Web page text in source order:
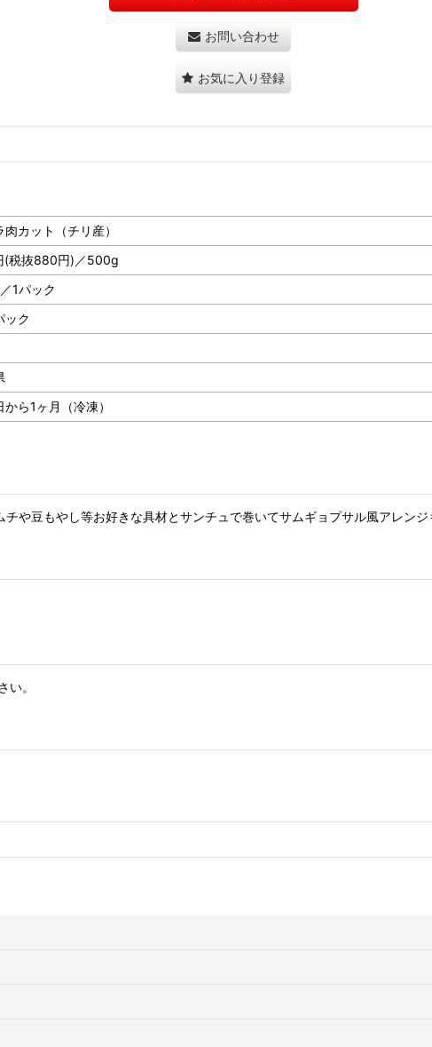
お問い合わせ
お気に入り登録
肉カット（チリ産）
(税抜880円)／500g
1パック
ック
から1ヶ月（冷凍）
や豆もやし等お好きな具材とサンチュで巻いてサムギョプサル風アレンジ
。